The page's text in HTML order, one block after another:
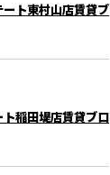
ト東村山店賃貸ブ
稲田堤店賃貸ブロ